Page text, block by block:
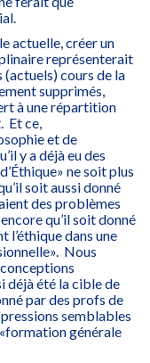
actuelle, créer un
représenterait
cours de la
supprimés,
à une répartition
Et ce,
et de
y a déjà eu des
ne soit plus
soit aussi donné
des problèmes
qu’il soit donné
dans une
Nous
conceptions
déjà été la cible de
par des profs de
semblables
générale